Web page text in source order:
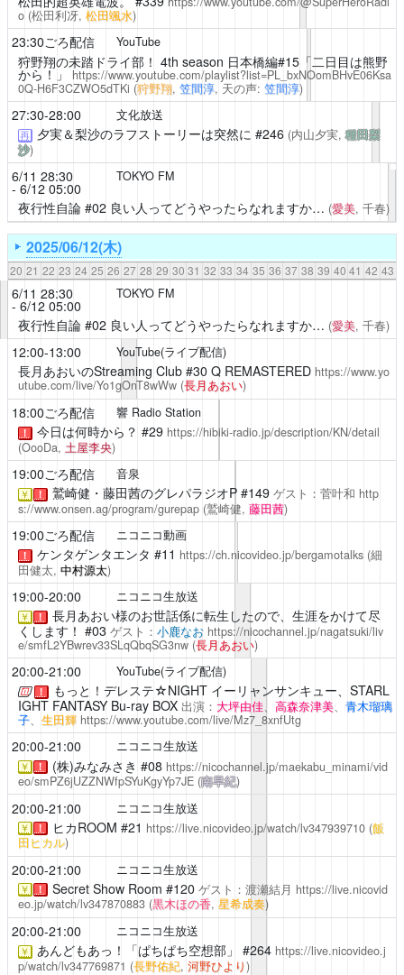
o (松田利冴, 松田颯水)
23:30ごろ配信 YouTube
狩野翔の未踏ドライ部！ 4th season 日本橋編#15「二日目は熊野
から！」https://www.youtube.com/playlist?list=PL_bxNOomBHvE06Ksa
0Q-H6F3CZWO5dTKi (狩野翔, 笠間淳, 天の声: 笠間淳)
27:30-28:00 文化放送
再 夕実＆梨沙のラフストーリーは突然に #246 (内山夕実,種田梨
沙)
6/11 28:30
- 6/12 05:00
TOKYO FM
夜行性自論#02 良い人ってどうやったらなれますか… (愛美, 千春)
2025/06/12(木)
20 21 22 23 24 25 26 27 28 29 30 31 32 33 34 35 36 37 38 39 40 41 42 43
6/11 28:30
- 6/12 05:00
TOKYO FM
夜行性自論#02 良い人ってどうやったらなれますか… (愛美, 千春)
12:00-13:00 YouTube(ライブ配信)
長月あおいのStreaming Club#30 Q REMASTERED https://www.yo
utube.com/live/Yo1gOnT8wWw (長月あおい)
18:00ごろ配信 響 Radio Station
！ 今日は何時から？ #29 https://hibiki-radio.jp/description/KN/detail
(OooDa, 土屋李央)
19:00ごろ配信 音泉
￥ ！ 鷲崎健・藤田茜のグレパラジオP#149 ゲスト：菅叶和 http
s://www.onsen.ag/program/gurepap (鷲崎健, 藤田茜)
19:00ごろ配信 ニコニコ動画
！ ケンタゲンタエンタ #11 https://ch.nicovideo.jp/bergamotalks (細
田健太, 中村源太)
19:00-20:00 ニコニコ生放送
￥ ！ 長月あおい様のお世話係に転生したので、生涯をかけて尽
くします！ #03 ゲスト： 小鹿なお https://nicochannel.jp/nagatsuki/liv
e/smfL2YBwrev33SLqQbqSG3nw (長月あおい)
20:00-21:00 YouTube(ライブ配信)
！ もっと！デレステ☆NIGHTイーリャンサンキュー、STARL
IGHT FANTASY Bu-ray BOX 出演： 大坪由佳、 高森奈津美、 青木瑠璃
子、 生田輝 https://www.youtube.com/live/Mz7_8xnfUtg
20:00-21:00 ニコニコ生放送
￥ ！ (株)みなみさき #08 https://nicochannel.jp/maekabu_minami/vid
eo/smPZ6jUZZNWfpSYuKgyYp7JE (南早紀)
20:00-21:00 ニコニコ生放送
￥ ！ ヒカROOM #21 https://live.nicovideo.jp/watch/lv347939710 (飯
田ヒカル)
20:00-21:00 ニコニコ生放送
￥ ！ Secret Show Room #120 ゲスト：渡瀬結月 https://live.nicovid
eo.jp/watch/lv347870883 (黒木ほの香, 星希成奏)
20:00-21:00 ニコニコ生放送
￥ あんどもあっ！「ぱちぱち空想部」 #264 https://live.nicovideo.j
p/watch/lv347769871 (長野佑紀, 河野ひより)